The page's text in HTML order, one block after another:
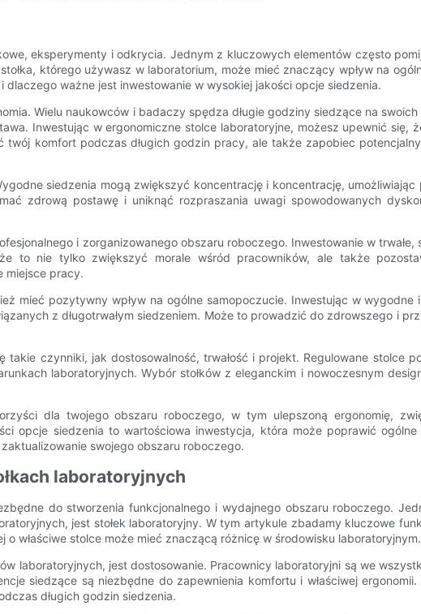
eksperymenty i odkrycia. Jednym z kluczowych elementów często
którego używasz w laboratorium, może mieć znaczący wpływ na
ważne jest inwestowanie w wysokiej jakości opcje siedzenia.
Wielu naukowców i badaczy spędza długie godziny siedzące na
Inwestując w ergonomiczne stolce laboratoryjne, możesz upewnić się,
komfort podczas długich godzin pracy, ale także zapobiec
siedzenia mogą zwiększyć koncentrację i koncentrację,
zdrową postawę i uniknąć rozpraszania uwagi spowodowanych
i zorganizowanego obszaru roboczego. Inwestowanie w
to nie tylko zwiększyć morale wśród pracowników, ale także
miejsce pracy.
mieć pozytywny wpływ na ogólne samopoczucie. Inwestując w wygodne
z długotrwałym siedzeniem. Może to prowadzić do zdrowszego i
czynniki, jak dostosowalność, trwałość i projekt. Regulowane stolce
laboratoryjnych. Wybór stołków z eleganckim i nowoczesnym
dla twojego obszaru roboczego, w tym ulepszoną ergonomię,
opcje siedzenia to wartościowa inwestycja, która może poprawić
swojego obszaru roboczego.
laboratoryjnych
do stworzenia funkcjonalnego i wydajnego obszaru roboczego.
jest stołek laboratoryjny. W tym artykule zbadamy kluczowe
właściwe stolce może mieć znaczącą różnicę w środowisku laboratoryjnym.
laboratoryjnych, jest dostosowanie. Pracownicy laboratoryjni są we
siedzące są niezbędne do zapewnienia komfortu i właściwej ergonomii.
długich godzin siedzenia.